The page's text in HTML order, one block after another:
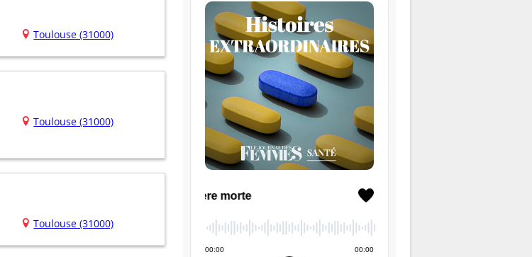
Toulouse (31000)
Toulouse (31000)
Toulouse (31000)